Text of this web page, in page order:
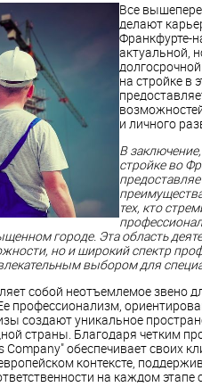
Все
делают
Франкфурте-
актуальной,
на стройке в
и личного
В
стройке во
тех, кто
городе. Эта область
но и широкий спектр
выбором для
собой неотъемлемое звено
профессионализм,
создают уникальное
страны. Благодаря четким
обеспечивает своих
контексте,
на каждом этапе